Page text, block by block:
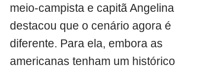
meio-campista e capitã Angelina
destacou que o cenário agora é
diferente. Para ela, embora as
americanas tenham um histórico